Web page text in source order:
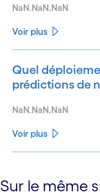
NaN.NaN.NaN
Voir plus
Quel
prédictions de
NaN.NaN.NaN
Voir plus
See more See less
Sur le même